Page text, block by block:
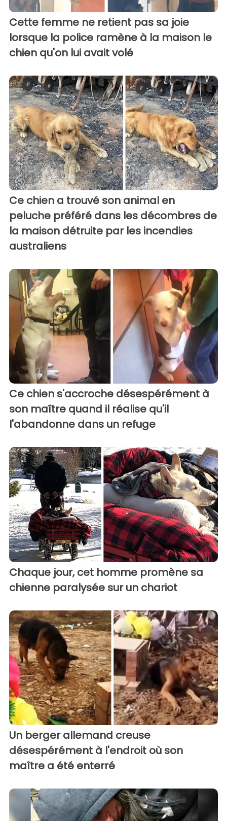
Cette femme ne retient pas sa joie
lorsque la police ramène à la maison le
chien qu'on lui avait volé
Ce chien a trouvé son animal en
peluche préféré dans les décombres de
la maison détruite par les incendies
australiens
Ce chien s'accroche désespérément à
son maître quand il réalise qu'il
l'abandonne dans un refuge
Chaque jour, cet homme promène sa
chienne paralysée sur un chariot
Un berger allemand creuse
désespérément à l'endroit où son
maître a été enterré